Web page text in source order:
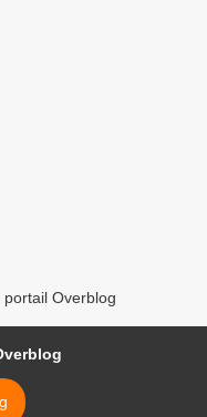
Overblog